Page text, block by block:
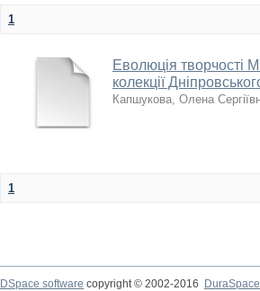
1
Еволюція творчості
колекції
Капшукова, Олена
1
DSpace software copyright © 2002-2016
DuraSpace